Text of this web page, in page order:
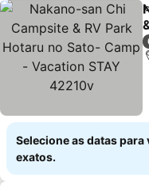
Selecione as datas para
exatos.